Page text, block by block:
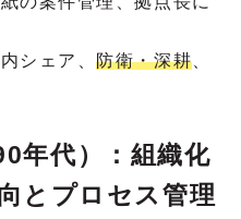
シェア、防衛・深耕
年代）：組織化
とプロセス管理